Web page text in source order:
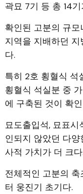
곽묘 7기 등 총 14
확인된 고분의 규
지역을 지배하던
다.
특히 2호 횡혈식 석
횡혈식 석실분 중
에 구축된 것이 확
묘도출입석, 묘표
인되지 않았던 다
사적 가치가 더 크
전체적인 고분의
터 웅진기 초기다.